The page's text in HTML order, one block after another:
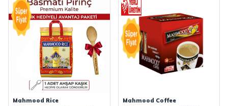
Mahmood Rice Mahmood Coffee